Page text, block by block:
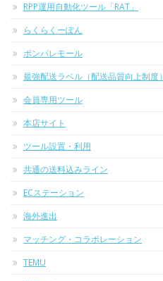
RPP運用自動化ツール「RAT」
らくらくーぽん
ポンパレモール
最強配送ラベル（配送品質向上制度）
会員専用ツール
本店サイト
ツール設置・利用
共通の送料込みライン
ECステーション
海外進出
マッチング・コラボレーション
TEMU